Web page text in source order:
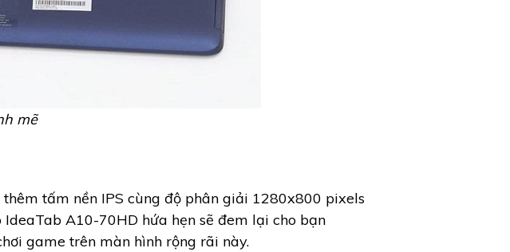
mẽ
tấm nền IPS cùng độ phân giải 1280x800 pixels
A10-70HD hứa hẹn sẽ đem lại cho bạn
game trên màn hình rộng rãi này.